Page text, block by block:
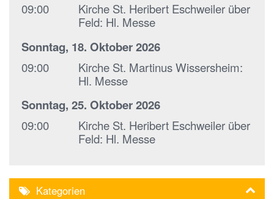
09:00
Kirche St. Heribert Eschweiler über
Feld: Hl. Messe
Sonntag, 18. Oktober 2026
09:00
Kirche St. Martinus Wissersheim:
Hl. Messe
Sonntag, 25. Oktober 2026
09:00
Kirche St. Heribert Eschweiler über
Feld: Hl. Messe
Kategorien